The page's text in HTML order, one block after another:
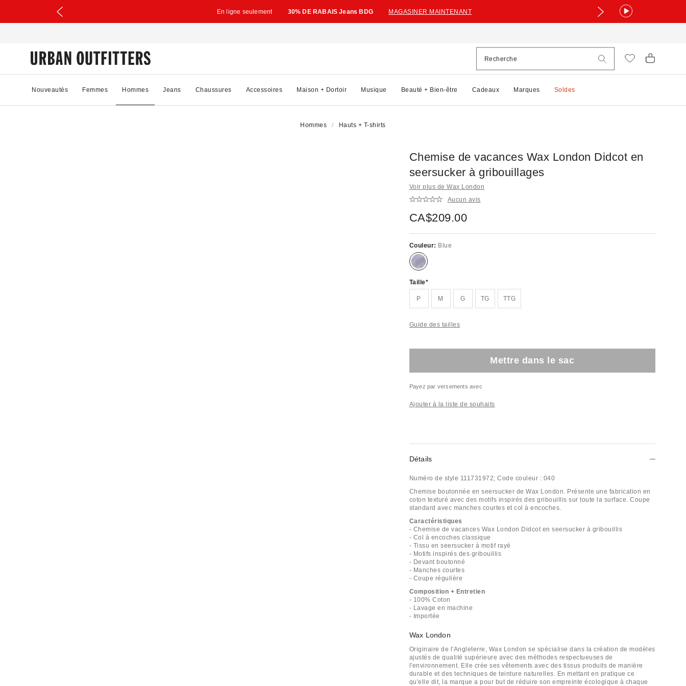
En ligne seulement 30% DE RABAIS Jeans BDG MAGASINER MAINTENANT
Nouveautés Femmes Hommes Jeans Chaussures Accessoires Maison + Dortoir Musique Beauté + Bien-être Cadeaux Marques Soldes
Hommes Hauts + T-shirts
Chemise de vacances Wax London Didcot en
seersucker à gribouillages
Voir plus de Wax London
Aucun avis
CA$209.00
Couleur: Blue
Taille
P M G TG TTG
Guide des tailles
Mettre dans le sac
Payez par versements avec
Ajouter à la liste de souhaits
Détails
Numéro de style 111731972; Code couleur : 040
Chemise boutonnée en seersucker de Wax London. Présente une fabrication en
coton texturé avec des motifs inspirés des gribouillis sur toute la surface. Coupe
standard avec manches courtes et col à encoches.
Caractéristiques
- Chemise de vacances Wax London Didcot en seersucker à gribouillis
- Col à encoches classique
- Tissu en seersucker à motif rayé
- Motifs inspirés des gribouillis
- Devant boutonné
- Manches courtes
- Coupe régulière
Composition + Entretien
- 100% Coton
- Lavage en machine
- Importée
Wax London
Originaire de l'Angleterre, Wax London se spécialise dans la création de modèles
ajustés de qualité supérieure avec des méthodes respectueuses de
l'environnement. Elle crée ses vêtements avec des tissus produits de manière
durable et des techniques de teinture naturelles. En mettant en pratique ce
qu'elle dit, la marque a pour but de réduire son empreinte écologique à chaque